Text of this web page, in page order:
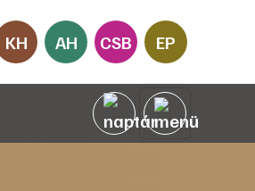
KH AH CSB EP